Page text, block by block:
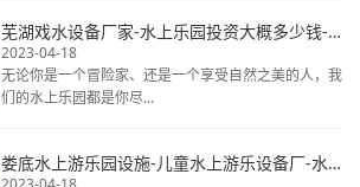
芜湖戏水设备厂家-水上乐园投资大概多少钱-水上乐园生产厂家
2023-04-18
无论你是一个冒险家、还是一个享受自然之美的人，我
们的水上乐园都是你尽...
娄底水上游乐园设施-儿童水上游乐设备厂-水上乐园设备排行榜